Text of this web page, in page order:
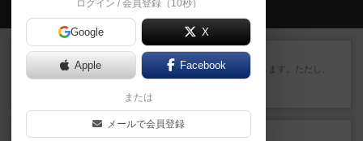
会員の新しい投稿
レビュー ふたつの街の物語
タイルを4×4で並べて街づくりします。ただし、
街は各プレイヤーの間にあ...
約2時間前
ルール/インスト
ログイン / 会員登録（10秒）
Google X
Apple Facebook
または
メールで会員登録